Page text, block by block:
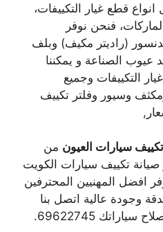
قطع غيار التكييفات،
فنحن نوفر
(راديتر مكيف) وبلف
الصناعة و يمكننا
التكييفات وجميع
وسيور وفلتر تكييف
سيارات العيون من
صيانة تكييف سيارات الكويت
افضل المهنيين المحترفين
وجودة عالية اتصل بنا
69622745.